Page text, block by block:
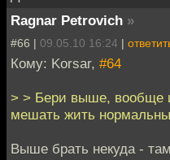
Ragnar Petrovich »
#66 | 09.05.10 16:24 |
Кому: Korsar, #64
> > Бери выше, вообще
мешать жить
Выше брать некуда -